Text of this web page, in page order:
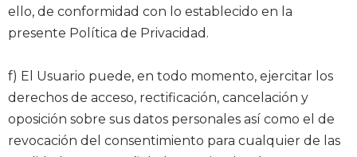
ello, de conformidad con lo establecido en la
presente Política de Privacidad.
f) El Usuario puede, en todo momento, ejercitar los
derechos de acceso, rectificación, cancelación y
oposición sobre sus datos personales así como el de
revocación del consentimiento para cualquier de las